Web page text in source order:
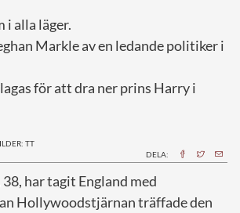
i alla läger.
Markle av en ledande politiker i
för att dra ner prins Harry i
TT
DELA:
har tagit England med
Hollywoodstjärnan träffade den